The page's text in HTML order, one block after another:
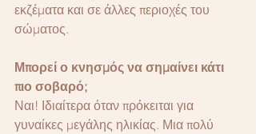
εκζέματα και σε άλλες περιοχές του
σώματος.
Μπορεί ο κνησμός να σημαίνει κάτι
πιο σοβαρό;
Ναι! Ιδιαίτερα όταν πρόκειται για
γυναίκες μεγάλης ηλικίας. Μια πολύ